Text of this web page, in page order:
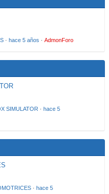
· hace 5 años · AdmonForo
SIMULATOR · hace 5
· hace 5